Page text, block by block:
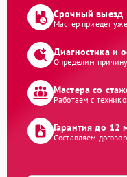
Срочный выезд
Мастер приедет
Диагностика и
Определим
Мастера со
Работаем с
Гарантия до 12
Составляем